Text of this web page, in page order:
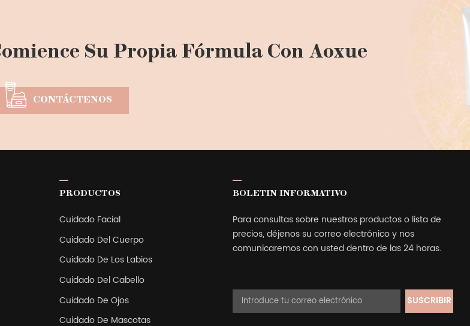
Su Propia Fórmula Con Aoxue
CONTÁCTENOS
PRODUCTOS
Cuidado Facial
Cuidado Del Cuerpo
Cuidado De Los Labios
Cuidado Del Cabello
Cuidado De Ojos
Cuidado De Mascotas
BOLETIN INFORMATIVO
Para consultas sobre nuestros productos o lista de
precios, déjenos su correo electrónico y nos
comunicaremos con usted dentro de las 24 horas.
SUSCRIBIR